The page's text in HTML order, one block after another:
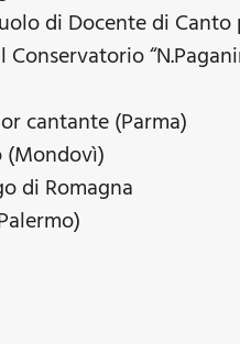
di Docente di Canto
cantante (Parma)
(Mondovì)
di Romagna